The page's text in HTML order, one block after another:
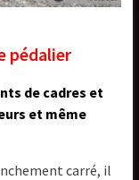
pédalier
de cadres et
et même
carré, il